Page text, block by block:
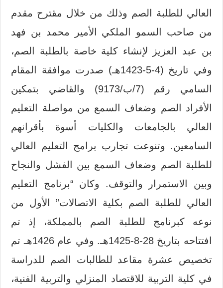
العالي للطلبة الصم وذلك من خلال مقترح مقدم
من صاحب السمو الملكي الأمير محمد بن فهد
بن عبد العزيز لإنشاء كلية خاصة بالطلبة الصم،
وفي تاريخ (4-5-1423هـ) صدرت موافقة المقام
السامي رقم (7/ب/9173) والقاضي بتمكين
الأفراد الصم وضعاف السمع من مواصلة التعليم
العالي بالجامعات والكليات أسوة بأقرانهم
السامعين. وتنوعت تجارب برامج التعليم العالي
للطلبة الصم وضعاف السمع بين الفشل والنجاح
وبين الاستمرار والتوقف. وكان “برنامج التعليم
العالي للطلبة الصم بكلية الاتصالات” الأول من
نوعه كبرنامج للطلبة الصم بالمملكة، إذ تم
افتتاحه بتاريخ 28-8-1425هـ. وفي عام 1426هـ تم
تخصيص عشرة مقاعد للطالبات الصم للدراسة
في كلية التربية للاقتصاد المنزلي والتربية الفنية،